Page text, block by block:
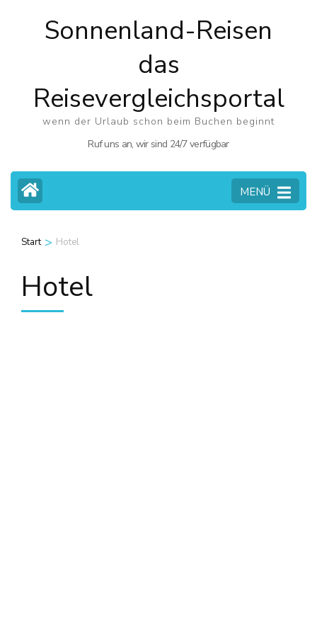
drücken)
Sonnenland-Reisen
das
Reisevergleichsportal
wenn der Urlaub schon beim Buchen beginnt
Ruf uns an, wir sind 24/7 verfügbar
MENÜ
Start > Hotel
Hotel